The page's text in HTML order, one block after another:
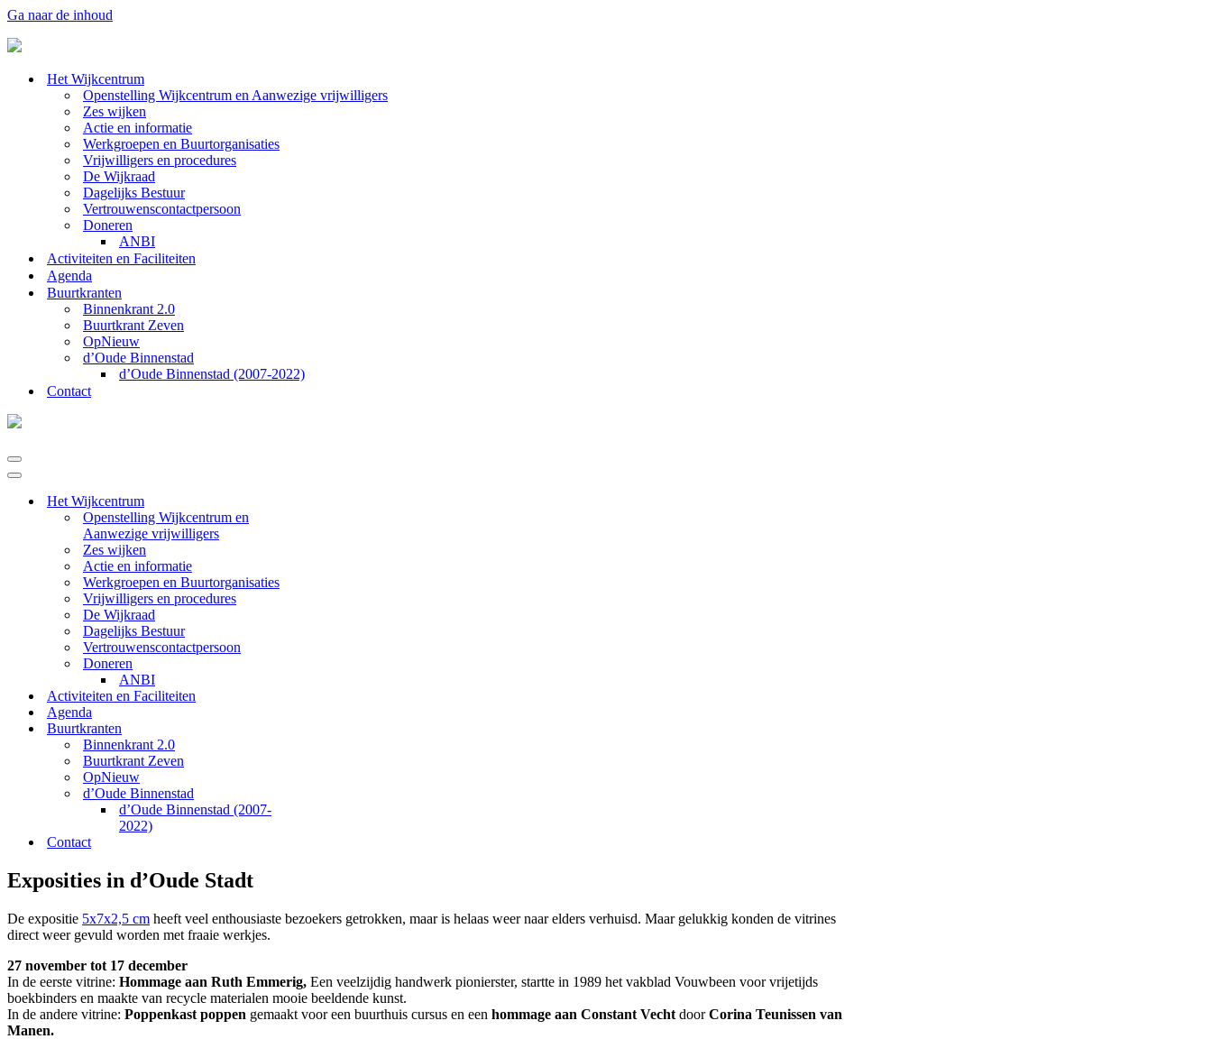
Ga naar de inhoud
Het Wijkcentrum
Openstelling Wijkcentrum en Aanwezige vrijwilligers
Zes wijken
Actie en informatie
Werkgroepen en Buurtorganisaties
Vrijwilligers en procedures
De Wijkraad
Dagelijks Bestuur
Vertrouwenscontactpersoon
Doneren
ANBI
Activiteiten en Faciliteiten
Agenda
Buurtkranten
Binnenkrant 2.0
Buurtkrant Zeven
OpNieuw
d’Oude Binnenstad
d’Oude Binnenstad (2007-2022)
Contact
Navigatie
Menu
Navigatie
Het Wijkcentrum
Openstelling Wijkcentrum en
Aanwezige vrijwilligers
Zes wijken
Actie en informatie
Werkgroepen en Buurtorganisaties
Vrijwilligers en procedures
De Wijkraad
Dagelijks Bestuur
Vertrouwenscontactpersoon
Doneren
ANBI
Activiteiten en Faciliteiten
Agenda
Buurtkranten
Binnenkrant 2.0
Buurtkrant Zeven
OpNieuw
d’Oude Binnenstad
d’Oude Binnenstad (2007-
2022)
Contact
Exposities in d’Oude Stadt
De expositie 5x7x2,5 cm heeft veel enthousiaste bezoekers getrokken, maar is helaas weer naar elders verhuisd. Maar gelukkig konden de vitrines
direct weer gevuld worden met fraaie werkjes.
27 november tot 17 december
In de eerste vitrine: Hommage aan Ruth Emmerig, Een veelzijdig handwerk pionierster, startte in 1989 het vakblad Vouwbeen voor vrijetijds
boekbinders en maakte van recycle materialen mooie beeldende kunst.
In de andere vitrine: Poppenkast poppen gemaakt voor een buurthuis cursus en een hommage aan Constant Vecht doorCorina Teunissen van
Manen.